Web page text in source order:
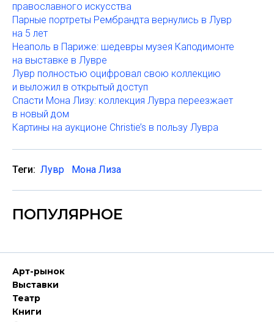
православного искусства
Парные портреты Рембрандта вернулись в Лувр
на 5 лет
Неаполь в Париже: шедевры музея Каподимонте
на выставке в Лувре
Лувр полностью оцифровал свою коллекцию
и выложил в открытый доступ
Спасти Мона Лизу: коллекция Лувра переезжает
в новый дом
Картины на аукционе Christie’s в пользу Лувра
Теги: Лувр Мона Лиза
ПОПУЛЯРНОЕ
Арт-рынок
Выставки
Театр
Книги